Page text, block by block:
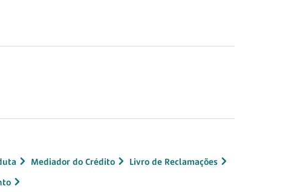
Mediador do Crédito
Livro de Reclamações